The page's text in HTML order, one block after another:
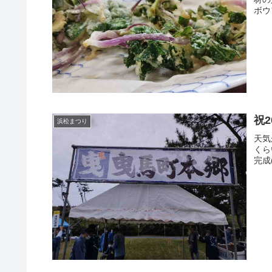
ボ
浜松まつり 祝
天
く
完